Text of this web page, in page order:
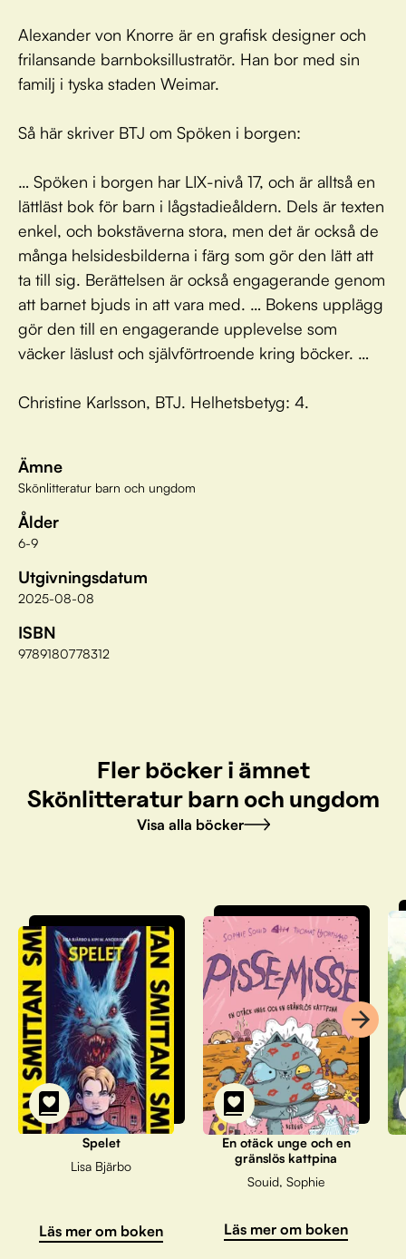
Alexander von Knorre är en grafisk designer och
frilansande barnboksillustratör. Han bor med sin
familj i tyska staden Weimar.
Så här skriver BTJ om Spöken i borgen:
… Spöken i borgen har LIX-nivå 17, och är alltså en
lättläst bok för barn i lågstadieåldern. Dels är texten
enkel, och bokstäverna stora, men det är också de
många helsidesbilderna i färg som gör den lätt att
ta till sig. Berättelsen är också engagerande genom
att barnet bjuds in att vara med. … Bokens upplägg
gör den till en engagerande upplevelse som
väcker läslust och självförtroende kring böcker. …
Christine Karlsson, BTJ. Helhetsbetyg: 4.
Ämne
Skönlitteratur barn och ungdom
Ålder
6-9
Utgivningsdatum
2025-08-08
ISBN
9789180778312
Fler böcker i ämnet
Skönlitteratur barn och ungdom
Visa alla böcker
Spelet
Lisa Bjärbo
Läs mer om boken
En otäck unge och en
gränslös kattpina
Souid, Sophie
Läs mer om boken